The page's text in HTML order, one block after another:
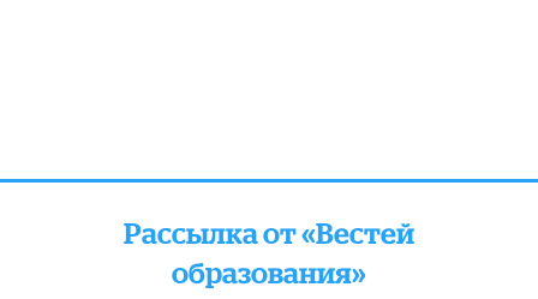
Рассылка от «Вестей
образования»